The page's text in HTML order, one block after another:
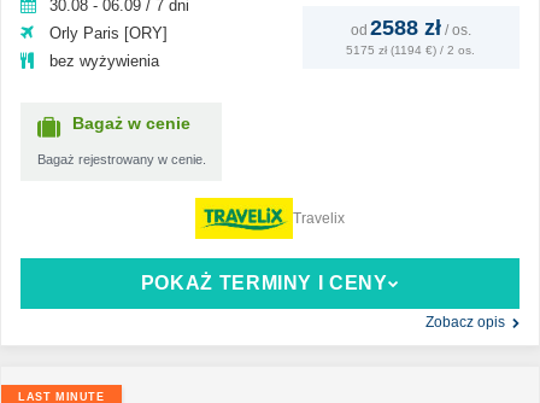
30.08 - 06.09 / 7 dni
Orly Paris [ORY]
bez wyżywienia
Bagaż w cenie
Bagaż rejestrowany w cenie.
od 2588 zł / os.
5175 zł (1194 €) / 2 os.
POKAŻ TERMINY I CENY
Zobacz opis
Travelix
LAST MINUTE